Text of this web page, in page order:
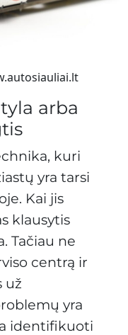
arba
kuri
yra tarsi
Kai jis
klausytis
Tačiau ne
centrą ir
už
yra
identifikuoti